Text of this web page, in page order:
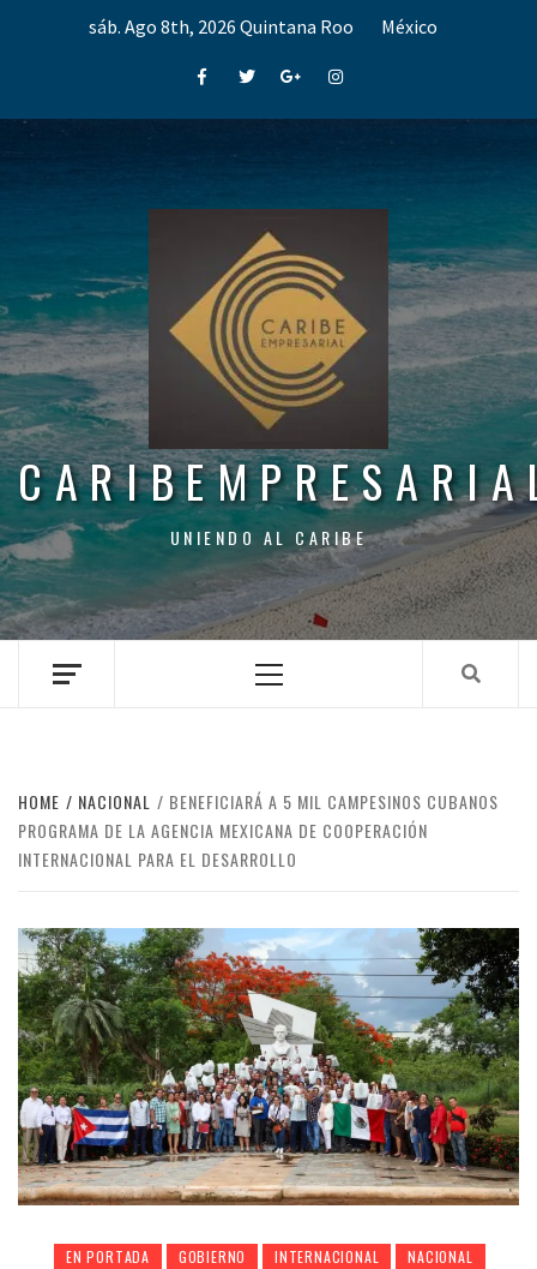
sáb. Ago 8th, 2026 Quintana Roo México
FacebookTwitterGoogle+Instagram
UNIENDO AL CARIBE
Menu
HOME NACIONAL
BENEFICIARÁ A 5 MIL CAMPESINOS CUBANOS
PROGRAMA DE LA AGENCIA MEXICANA DE COOPERACIÓN
INTERNACIONAL PARA EL DESARROLLO
EN PORTADA GOBIERNO INTERNACIONAL
NACIONAL